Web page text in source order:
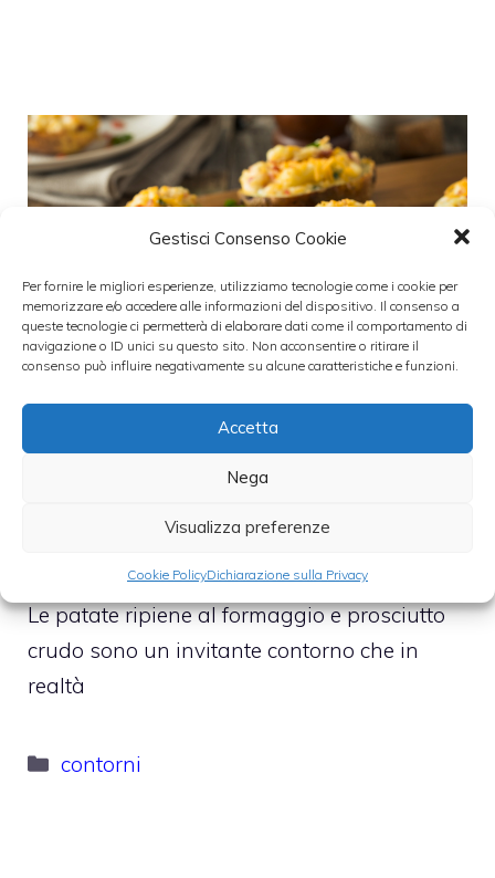
Gestisci Consenso Cookie
Per fornire le migliori esperienze, utilizziamo tecnologie come i cookie per
memorizzare e/o accedere alle informazioni del dispositivo. Il consenso a
queste tecnologie ci permetterà di elaborare dati come il comportamento di
navigazione o ID unici su questo sito. Non acconsentire o ritirare il
consenso può influire negativamente su alcune caratteristiche e funzioni.
Accetta
Nega
Visualizza preferenze
Cookie PolicyDichiarazione sulla Privacy
Patate ripiene al formaggio e
Le patate ripiene al formaggio e prosciutto
crudo sono un invitante contorno che in
realtà
Categorie
contorni